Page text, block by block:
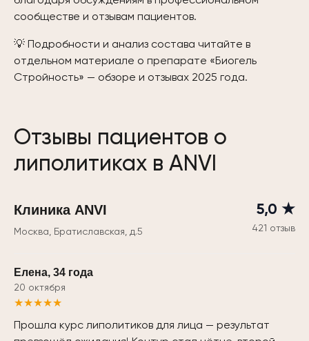
сообществе и отзывам пациентов.
💡 Подробности и анализ состава читайте в
отдельном материале о препарате «Биогель
Стройность» — обзоре и отзывах 2025 года.
Отзывы пациентов о
липолитиках в ANVI
Клиника ANVI
Москва, Братиславская, д.5
5,0 ★
421 отзыв
Елена, 34 года
20 октября
★★★★★
Прошла курс липолитиков для лица — результат